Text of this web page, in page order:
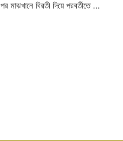
বিরতী দিয়ে পরবর্তীতে …